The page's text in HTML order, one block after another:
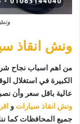
ونش انقاذ
من اهم اسباب نجاح
الكبيرة في استغلال
عالية باقل سعر وأن
ونش انقاذ سيارات و
جميع المحافظات كما